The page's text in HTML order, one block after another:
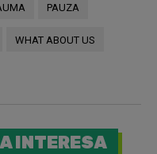
PAUZA
WHAT ABOUT US
INTERESA